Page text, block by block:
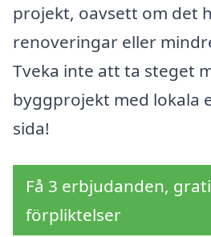
projekt, oavsett om det
renoveringar eller
Tveka inte att ta steget
byggprojekt med lokala
sida!
Få 3 erbjudanden,
förpliktelser